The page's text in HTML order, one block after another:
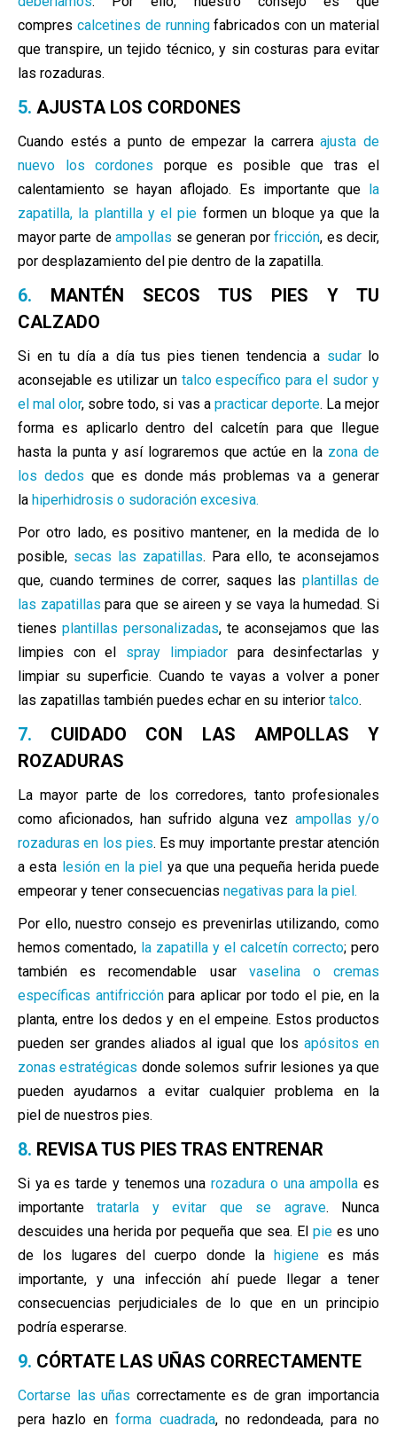
compres calcetines de runningfabricados con un material
que transpire, un tejido técnico, y sin costuras para evitar
las rozaduras.
5. AJUSTA LOS CORDONES
Cuando estés a punto de empezar la carreraajusta de
nuevo los cordones porque es posible que tras el
calentamiento se hayan aflojado. Es importante que la
zapatilla, la plantilla y el pie formen un bloque ya que la
mayor parte deampollas se generan porfricción, es decir,
por desplazamiento del pie dentro de la zapatilla.
6. MANTÉN SECOS TUS PIES Y TU
CALZADO
Si en tu día a día tus pies tienen tendencia a sudar lo
aconsejable es utilizar un talco específico para el sudor y
el mal olor, sobre todo, si vas a practicar deporte. La mejor
forma es aplicarlo dentro del calcetín para que llegue
hasta la punta y así lograremos que actúe en la zona de
los dedos que es donde más problemas va a generar
la hiperhidrosis o sudoración excesiva.
Por otro lado, es positivo mantener, en la medida de lo
posible, secas las zapatillas. Para ello, te aconsejamos
que, cuando termines de correr, saques las plantillas de
las zapatillas para que se aireen y se vaya la humedad. Si
tienes plantillas personalizadas, te aconsejamos que las
limpies con el spray limpiador para desinfectarlas y
limpiar su superficie. Cuando te vayas a volver a poner
las zapatillas también puedes echar en su interior talco.
7. CUIDADO CON LAS AMPOLLAS Y
ROZADURAS
La mayor parte de los corredores, tanto profesionales
como aficionados, han sufrido alguna vez ampollas y/o
rozaduras en los pies. Es muy importante prestar atención
a esta lesión en la piel ya que una pequeña herida puede
empeorar y tener consecuencias negativas para la piel.
Por ello, nuestro consejo es prevenirlas utilizando, como
hemos comentado, la zapatilla y el calcetín correcto; pero
también es recomendable usarvaselina o cremas
específicas antifricciónpara aplicar por todo el pie, en la
planta, entre los dedos y en el empeine. Estos productos
pueden ser grandes aliados al igual que losapósitos en
zonas estratégicas donde solemos sufrir lesiones ya que
pueden ayudarnos a evitar cualquier problema en la
piel de nuestros pies.
8. REVISA TUS PIES TRAS ENTRENAR
Si ya es tarde y tenemos unarozadura o una ampolla es
importantetratarla y evitar que se agrave. Nunca
descuides una herida por pequeña que sea. El piees uno
de los lugares del cuerpo donde lahigienees más
importante, y una infección ahí puede llegar a tener
consecuencias perjudiciales de lo que en un principio
podría esperarse.
9. CÓRTATE LAS UÑAS CORRECTAMENTE
Cortarse las uñas correctamente es de gran importancia
pera hazlo enforma cuadrada, no redondeada, para no